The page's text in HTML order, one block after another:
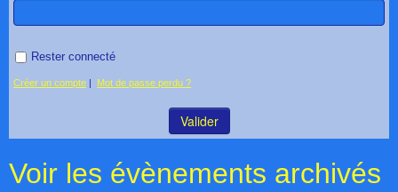
Rester connecté
Créer un compte | Mot de passe perdu ?
Voir les évènements archivés